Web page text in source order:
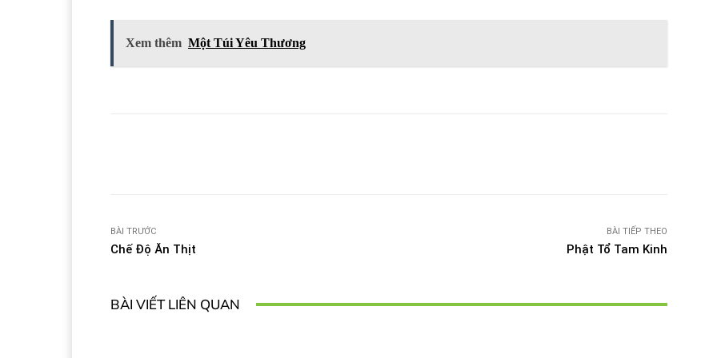
Xem thêm Một Túi Yêu Thương
BÀI TRƯỚC
Chế Độ Ăn Thịt
BÀI TIẾP THEO
Phật Tổ Tam Kinh
BÀI VIẾT LIÊN QUAN